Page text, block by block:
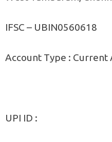
IFSC – UBIN0560618
Account Type : Current
UPI ID :